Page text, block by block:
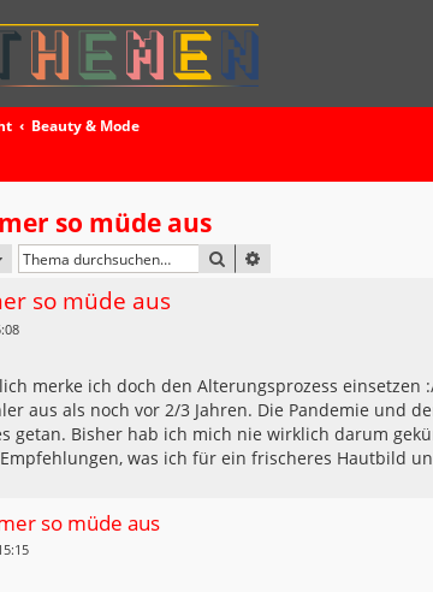
Beauty & Mode
so müde aus
SUCHE
so müde aus
merke ich doch den Alterungsprozess einsetzen
aus als noch vor 2/3 Jahren. Die Pandemie und
getan. Bisher hab ich mich nie wirklich darum
was ich für ein frischeres Hautbild
so müde aus